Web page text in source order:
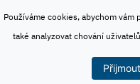
Používáme cookies, abychom
také analyzovat chování
Přijmout
© HUMUSOFT 1991 - 2026